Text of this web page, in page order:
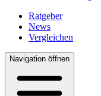
Ratgeber
News
Vergleichen
Navigation öffnen